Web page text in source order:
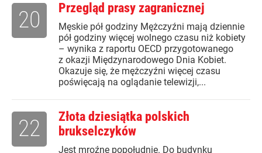
Przegląd prasy zagranicznej
Męskie pół godziny Mężczyźni mają dziennie
pół godziny więcej wolnego czasu niż kobiety
– wynika z raportu OECD przygotowanego
z okazji Międzynarodowego Dnia Kobiet.
Okazuje się, że mężczyźni więcej czasu
poświęcają na oglądanie telewizji,...
20
Złota dziesiątka polskich
brukselczyków
Jest mroźne popołudnie. Do budynku
22